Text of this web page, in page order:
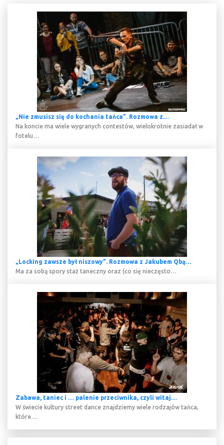
„Nie zmusisz się do kochania tańca”. Rozmowa z…
Na koncie ma wiele wygranych contestów, wielokrotnie zasiadał w
fotelu…
„Locking zawsze był niszowy”. Rozmowa z Jakubem Qbą…
Ma za sobą spory staż taneczny oraz (co się nieczęsto…
Zabawa, taniec i … palenie przeciwnika, czyli witaj…
W świecie kultury street dance znajdziemy wiele rodzajów tańca,
które…